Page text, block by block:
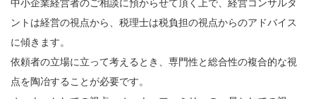
中小企業経営者のご相談に預からせて頂く上で、経営コンサルタ
ントは経営の視点から、税理士は税負担の視点からのアドバイス
に傾きます。
依頼者の立場に立って考えるとき、専門性と総合性の複合的な視
点を陶冶することが必要です。